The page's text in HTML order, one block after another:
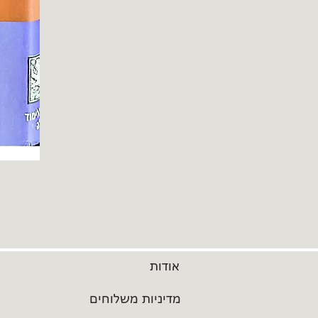
אודות
מדיניות משלוחים